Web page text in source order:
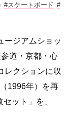
#スケートボード #
ージアムショッ
道・京都・心
レクションに収
1996年）を再
ット」を、